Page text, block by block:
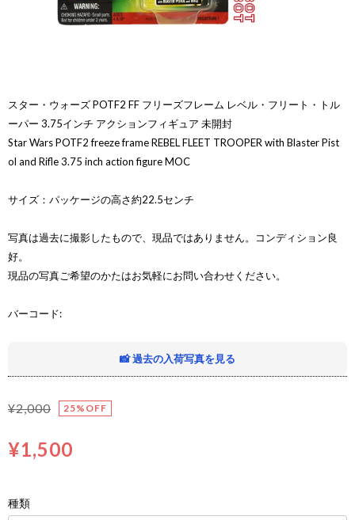
スター・ウォーズ POTF2 FF フリーズフレーム レベル・フリート・トル
ーパー 3.75インチ アクションフィギュア 未開封
Star Wars POTF2 freeze frame REBEL FLEET TROOPER with Blaster Pist
ol and Rifle 3.75 inch action figure MOC
サイズ：パッケージの高さ約22.5センチ
写真は過去に撮影したもので、現品ではありません。コンディション良
好。
現品の写真ご希望のかたはお気軽にお問い合わせください。
バーコード:
📸 過去の入荷写真を見る
¥2,000 25%OFF
¥1,500
種類